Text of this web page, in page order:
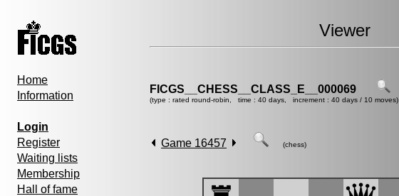
Home
Information
Login
Register
Waiting lists
Membership
Hall of fame
Viewer
FICGS__CHESS__CLASS_E__000069
(type : rated round-robin, time : 40 days, increment : 40 days / 10 moves)
Game 16457 (chess)